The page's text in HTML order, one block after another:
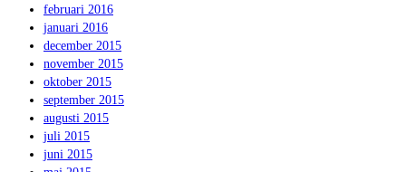
februari 2016
januari 2016
december 2015
november 2015
oktober 2015
september 2015
augusti 2015
juli 2015
juni 2015